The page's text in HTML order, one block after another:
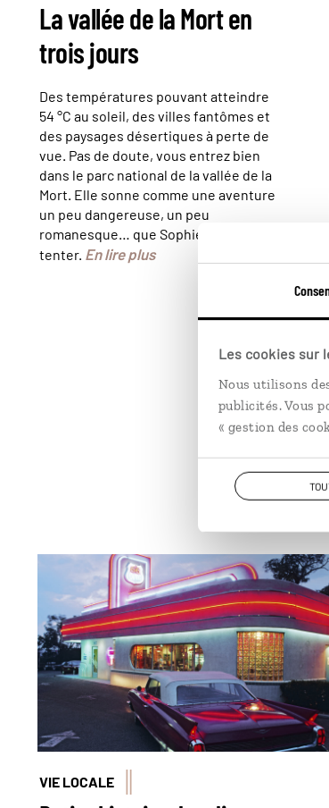
Les cookies sur
Nous utilisons
publicités. Vous
« gestion des
La vallée de la Mort en
trois jours
Des températures pouvant atteindre
54 °C au soleil, des villes fantômes et
des paysages désertiques à perte de
vue. Pas de doute, vous entrez bien
dans le parc national de la vallée de la
Mort. Elle sonne comme une aventure
un peu dangereuse, un peu
romanesque… que Sophie a décidé de
tenter. En lire plus
Diner sur la route 66, près d'Alburqueque
Christian Heeb/hemis
VIE LOCALE